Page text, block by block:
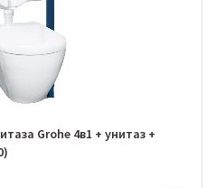
Grohe 4в1 + унитаз +